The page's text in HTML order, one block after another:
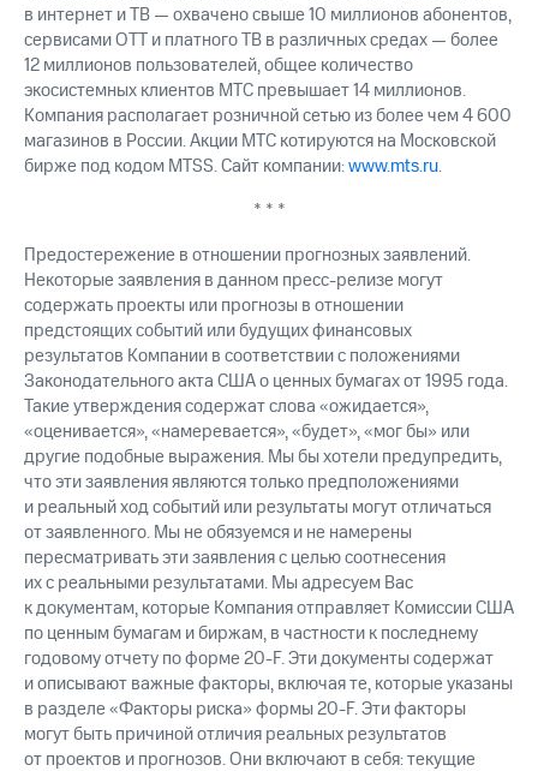
в интернет и ТВ — охвачено свыше 10 миллионов абонентов,
сервисами OTT и платного ТВ в различных средах — более
12 миллионов пользователей, общее количество
экосистемных клиентов МТС превышает 14 миллионов.
Компания располагает розничной сетью из более чем 4 600
магазинов в России. Акции МТС котируются на Московской
бирже под кодом MTSS. Сайт компании:www.mts.ru.
* * *
Предостережение в отношении прогнозных заявлений.
Некоторые заявления в данном пресс-релизе могут
содержать проекты или прогнозы в отношении
предстоящих событий или будущих финансовых
результатов Компании в соответствии с положениями
Законодательного акта США о ценных бумагах от 1995 года.
Такие утверждения содержат слова «ожидается»,
«оценивается», «намеревается», «будет», «мог бы» или
другие подобные выражения. Мы бы хотели предупредить,
что эти заявления являются только предположениями
и реальный ход событий или результаты могут отличаться
от заявленного. Мы не обязуемся и не намерены
пересматривать эти заявления с целью соотнесения
их с реальными результатами. Мы адресуем Вас
к документам, которые Компания отправляет Комиссии США
по ценным бумагам и биржам, в частности к последнему
годовому отчету по форме 20-F. Эти документы содержат
и описывают важные факторы, включая те, которые указаны
в разделе «Факторы риска» формы 20-F. Эти факторы
могут быть причиной отличия реальных результатов
от проектов и прогнозов. Они включают в себя: текущие